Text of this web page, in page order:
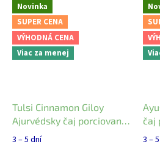
Novinka
SUPER CENA
VÝHODNÁ CENA
Viac za menej
Tulsi Cinnamon Giloy
Ajurvédsky čaj porciovaný
Organic India 25 vreciek
3 – 5 dní
čaj
3 –